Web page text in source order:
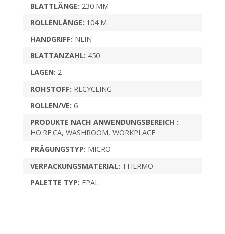
BLATTLÄNGE: 230 MM
ROLLENLÄNGE: 104 M
HANDGRIFF: NEIN
BLATTANZAHL: 450
LAGEN: 2
ROHSTOFF: RECYCLING
ROLLEN/VE: 6
PRODUKTE NACH ANWENDUNGSBEREICH :
HO.RE.CA, WASHROOM, WORKPLACE
PRÄGUNGSTYP: MICRO
VERPACKUNGSMATERIAL: THERMO
PALETTE TYP: EPAL